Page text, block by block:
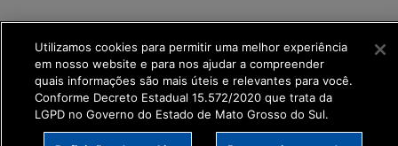
SETDIG | Secretaria-
Executiva de
Transformação Digital
get_footer();
Utilizamos cookies para permitir uma melhor experiência
em nosso website e para nos ajudar a compreender
quais informações são mais úteis e relevantes para você.
Conforme Decreto Estadual 15.572/2020 que trata da
LGPD no Governo do Estado de Mato Grosso do Sul.